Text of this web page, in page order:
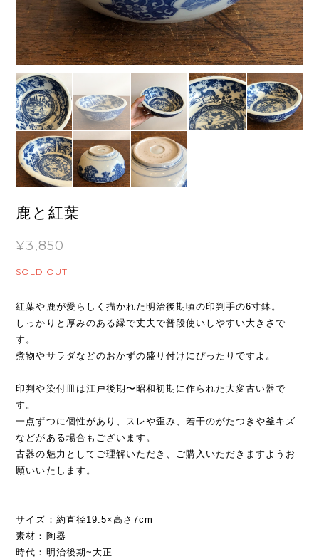
鹿と紅葉
¥3,850
SOLD OUT
紅葉や鹿が愛らしく描かれた明治後期頃の印判手の6寸鉢。
しっかりと厚みのある縁で丈夫で普段使いしやすい大きさで
す。
煮物やサラダなどのおかずの盛り付けにぴったりですよ。
印判や染付皿は江戸後期〜昭和初期に作られた大変古い器で
す。
一点ずつに個性があり、スレや歪み、若干のがたつきや釜キズ
などがある場合もございます。
古器の魅力としてご理解いただき、ご購入いただきますようお
願いいたします。
サイズ：約直径19.5×高さ7cm
素材：陶器
時代：明治後期~大正